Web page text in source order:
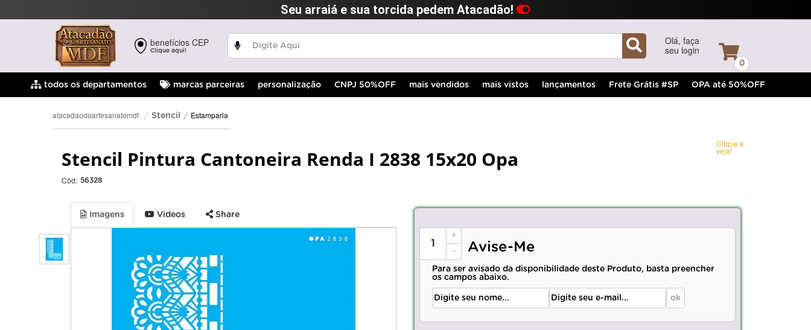
Seu arraiá e sua torcida pedem Atacadão!
benefícios CEP
Clique aqui!
Olá, faça
seu login
0
todos os departamentos marcas parceiras personalização CNPJ 50%OFF mais vendidos mais vistos lançamentos Frete Grátis #SP OPA até 50%OFF
atacadaodoartesanatomdf Stencil Estamparia
Stencil Pintura Cantoneira Renda I 2838 15x20 Opa
Cód: 56328
Clique e
veja!
Imagens Videos Share
+
-
Avise-Me
Para ser avisado da disponibilidade deste Produto, basta preencher
os campos abaixo.